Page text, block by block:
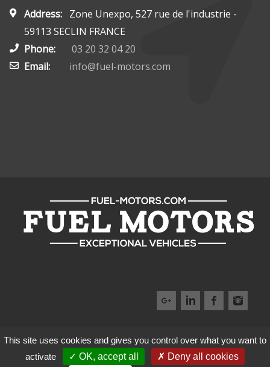
Address: Zone Unexpo, 527 rue de l'industrie -
59113 SECLIN FRANCE
Phone:
03 20 32 04 20
Email:
info@fuel-motors.com
Accueil Notre Métier Notre stock Atelier
Contact
Mentions légales
This site uses cookies and gives you control over what you want to
activate
OK, accept all Deny all cookies